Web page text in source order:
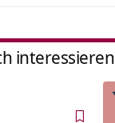
interessieren